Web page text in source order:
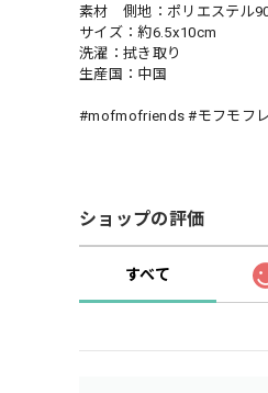
素材 側地：ポリエステル
サイズ：約6.5x10cm
洗濯：拭き取り
生産国：中国
#mofmofriends #モフモフ
ショップの評価
すべて